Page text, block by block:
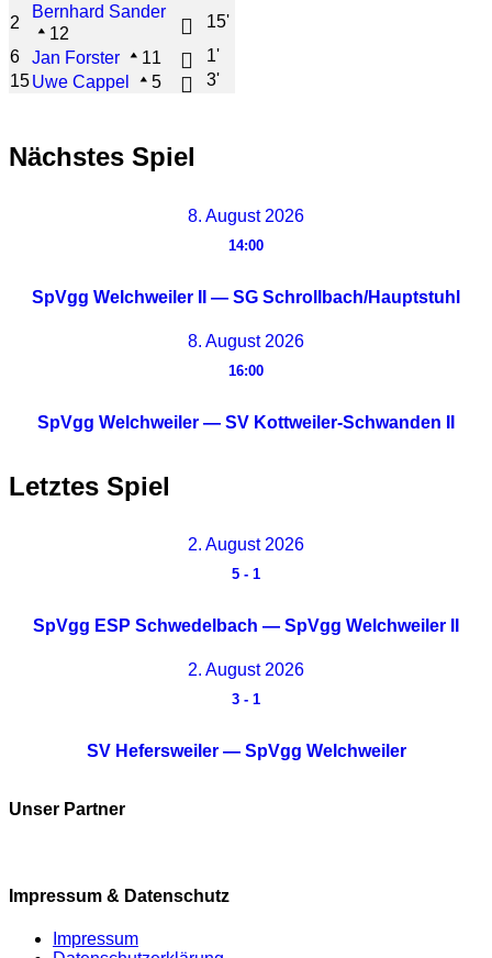
2
Bernhard Sander
12
15'
6
Jan Forster 11
1'
15Uwe Cappel 5 3'
Nächstes Spiel
8. August 2026
14:00
SpVgg Welchweiler II — SG Schrollbach/Hauptstuhl
8. August 2026
16:00
SpVgg Welchweiler — SV Kottweiler-Schwanden II
Letztes Spiel
2. August 2026
5 - 1
SpVgg ESP Schwedelbach — SpVgg Welchweiler II
2. August 2026
3 - 1
SV Hefersweiler — SpVgg Welchweiler
Unser Partner
Impressum & Datenschutz
Impressum